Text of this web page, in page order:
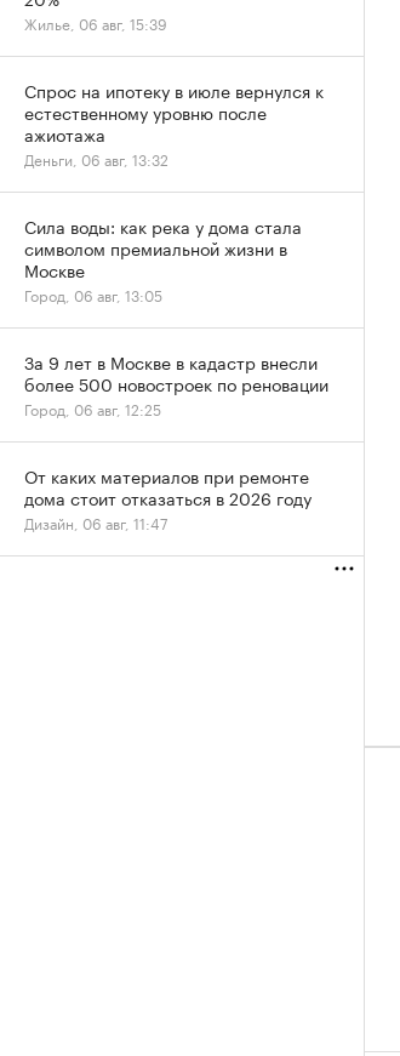
Жилье, 06 авг, 15:39
Спрос на ипотеку в июле вернулся к
естественному уровню после
ажиотажа
Деньги, 06 авг, 13:32
Сила воды: как река у дома стала
символом премиальной жизни в
Москве
Город, 06 авг, 13:05
За 9 лет в Москве в кадастр внесли
более 500 новостроек по реновации
Город, 06 авг, 12:25
От каких материалов при ремонте
дома стоит отказаться в 2026 году
Дизайн, 06 авг, 11:47